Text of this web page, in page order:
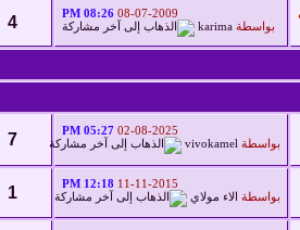
08-07-2009
08:26 PM
بواسطة karima
4
02-08-2025
05:27 PM
بواسطة vivokamel
7
11-11-2015
12:18 PM
بواسطة الاء مولاي 1